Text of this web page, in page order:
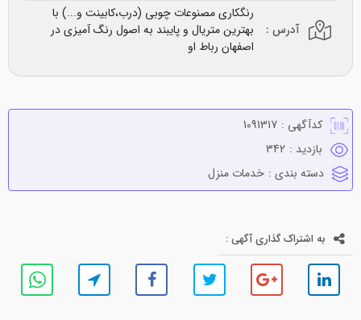
آدرس :
رنگکاری مصنوعات چوبی (درب،کابینت و...) با
بهترین متریال و پایبند به اصول رنگ آمیزی در
اصفهان رباط او
کدآگهی : 1091317
بازدید : 342
دسته بندی : خدمات منزل
به اشتراک گذاری آگهی :